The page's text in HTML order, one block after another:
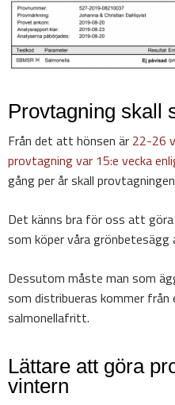
Provtagning skall
Från det att hönsen är 22-26
provtagning var 15:e vecka
gång per år skall
Det känns bra för oss att
som köper våra
Dessutom måste man som
som distribueras kommer
salmonellafritt.
Lättare att göra
vintern